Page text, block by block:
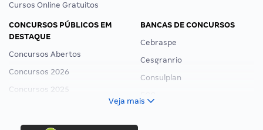
Cursos Online Gratuitos
CONCURSOS PÚBLICOS EM
DESTAQUE
Concursos Abertos
Concursos 2026
Concursos 2025
Concurso Ibama
BANCAS DE CONCURSOS
Cebraspe
Cesgranrio
Consulplan
Veja mais